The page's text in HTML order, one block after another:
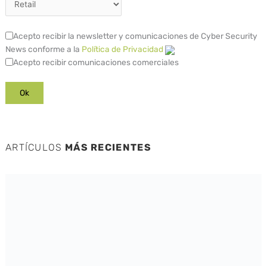
Acepto recibir la newsletter y comunicaciones de Cyber Security
News conforme a la Política de Privacidad
Acepto recibir comunicaciones comerciales
ARTÍCULOS MÁS RECIENTES